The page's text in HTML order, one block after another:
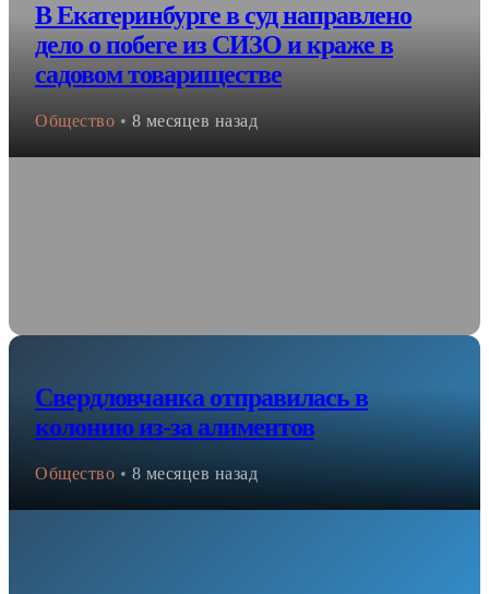
В Екатеринбурге в суд направлено
дело о побеге из СИЗО и краже в
садовом товариществе
Общество • 8 месяцев назад
Свердловчанка отправилась в
колонию из-за алиментов
Общество • 8 месяцев назад